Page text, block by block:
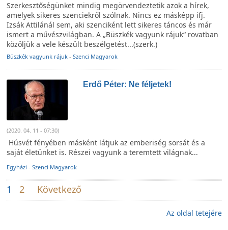
Szerkesztőségünket mindig megörvendeztetik azok a hírek,
amelyek sikeres szenciekről szólnak. Nincs ez másképp ifj.
Izsák Attilánál sem, aki szenciként lett sikeres táncos és már
ismert a művészvilágban. A „Büszkék vagyunk rájuk“ rovatban
közöljük a vele készült beszélgetést...(szerk.)
Büszkék vagyunk rájuk - Szenci Magyarok
Erdő Péter: Ne féljetek!
(2020. 04. 11 - 07:30)
Húsvét fényében másként látjuk az emberiség sorsát és a
saját életünket is. Részei vagyunk a teremtett világnak...
Egyházi - Szenci Magyarok
1 2 Következő
Az oldal tetejére